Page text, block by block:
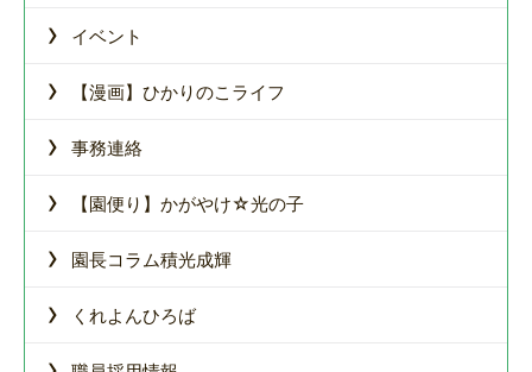
› イベント
› 【漫画】ひかりのこライフ
› 事務連絡
› 【園便り】かがやけ☆光の子
› 園長コラム積光成輝
› くれよんひろば